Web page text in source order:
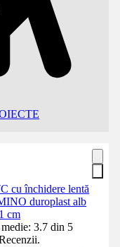
cu închidere lentă
duroplast alb
cm
3.7 din 5